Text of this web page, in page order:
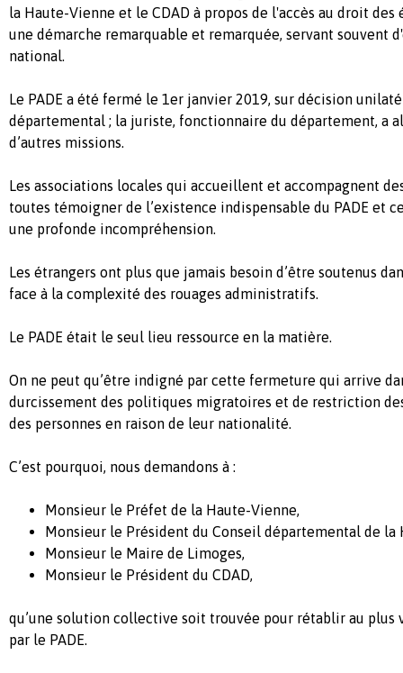
la Haute-Vienne et le CDAD à propos de l'accès au droit
une démarche remarquable et remarquée, servant souvent
national.
Le PADE a été fermé le 1er janvier 2019, sur décision
départemental ; la juriste, fonctionnaire du département, a
d’autres missions.
Les associations locales qui accueillent et accompagnent
toutes témoigner de l’existence indispensable du PADE et
une profonde incompréhension.
Les étrangers ont plus que jamais besoin d’être soutenus
face à la complexité des rouages administratifs.
Le PADE était le seul lieu ressource en la matière.
On ne peut qu’être indigné par cette fermeture qui arrive
durcissement des politiques migratoires et de restriction
des personnes en raison de leur nationalité.
C’est pourquoi, nous demandons à :
Monsieur le Préfet de la Haute-Vienne,
Monsieur le Président du Conseil départemental de la
Monsieur le Maire de Limoges,
Monsieur le Président du CDAD,
qu’une solution collective soit trouvée pour rétablir au plus
par le PADE.